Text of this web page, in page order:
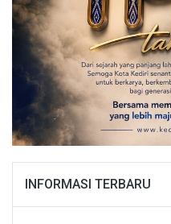
INFORMASI TERBARU